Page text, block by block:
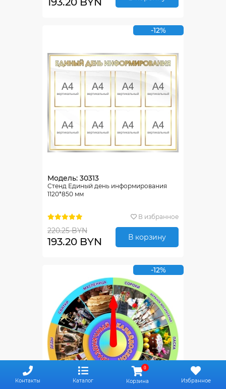
Контакты Каталог
0
Корзина Избранное
-12%
Модель: 30313
Стенд Единый день информирования
1120*850 мм
В избранное
220.25 BYN
193.20 BYN В корзину
-12%